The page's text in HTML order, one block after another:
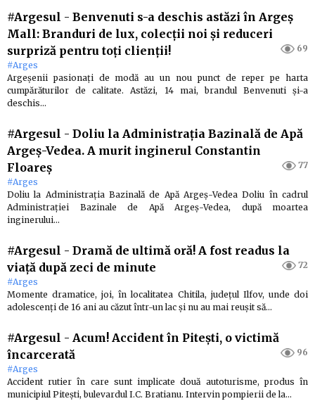
#Argesul - Benvenuti s-a deschis astăzi în Argeș
Mall: Branduri de lux, colecții noi și reduceri
surpriză pentru toți clienții!
69
#Arges
Argeșenii pasionați de modă au un nou punct de reper pe harta
cumpărăturilor de calitate. Astăzi, 14 mai, brandul Benvenuti și-a
deschis…
#Argesul - Doliu la Administrația Bazinală de Apă
Argeș-Vedea. A murit inginerul Constantin
Floareș
77
#Arges
Doliu la Administrația Bazinală de Apă Argeș-Vedea Doliu în cadrul
Administrației Bazinale de Apă Argeș-Vedea, după moartea
inginerului…
#Argesul - Dramă de ultimă oră! A fost readus la
viață după zeci de minute
72
#Arges
Momente dramatice, joi, în localitatea Chitila, județul Ilfov, unde doi
adolescenți de 16 ani au căzut într-un lac și nu au mai reușit să…
#Argesul - Acum! Accident în Pitești, o victimă
încarcerată
96
#Arges
Accident rutier în care sunt implicate două autoturisme, produs în
municipiul Pitești, bulevardul I.C. Bratianu. Intervin pompierii de la…